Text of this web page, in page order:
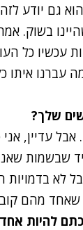
גם יודע
בשוק.
עכשיו כל
עברנו איתו
שלך?
אבל עדיין,
שבשמות
לא בדמויות
שאחד מהם
להיות אחד